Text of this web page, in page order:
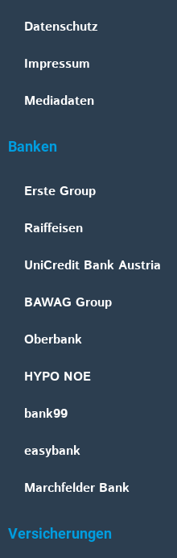
Datenschutz
Impressum
Mediadaten
Banken
Erste Group
Raiffeisen
UniCredit Bank Austria
BAWAG Group
Oberbank
HYPO NOE
bank99
easybank
Marchfelder Bank
Versicherungen